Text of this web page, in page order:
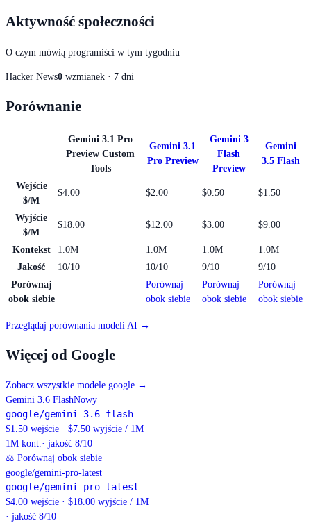
Aktywność społeczności
O czym mówią programiści w tym tygodniu
Hacker News0 wzmianek · 7 dni
Porównanie
Gemini 3.1 Pro
Preview Custom
Tools
Gemini 3.1
Pro Preview
Gemini 3
Flash
Preview
Gemini
3.5 Flash
Wejście
$/M
$4.00 $2.00 $0.50 $1.50
Wyjście
$/M
$18.00 $12.00 $3.00 $9.00
Kontekst 1.0M 1.0M 1.0M
1.0M
Jakość
10/10 10/10 9/10
9/10
Porównaj
obok siebie
Porównaj
obok siebie
Porównaj
obok siebie
Porównaj
obok siebie
Przeglądaj porównania modeli AI →
Więcej od Google
Zobacz wszystkie modele google →
Gemini 3.6 FlashNowy
google/gemini-3.6-flash
$1.50 wejście · $7.50 wyjście / 1M
1M kont.· jakość 8/10
⚖ Porównaj obok siebie
google/gemini-pro-latest
google/gemini-pro-latest
$4.00 wejście · $18.00 wyjście / 1M
· jakość 8/10